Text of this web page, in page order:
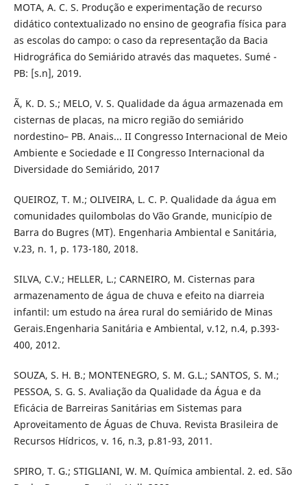
MOTA, A. C. S. Produção e experimentação de recurso
didático contextualizado no ensino de geografia física para
as escolas do campo: o caso da representação da Bacia
Hidrográfica do Semiárido através das maquetes. Sumé -
PB: [s.n], 2019.
Ã, K. D. S.; MELO, V. S. Qualidade da água armazenada em
cisternas de placas, na micro região do semiárido
nordestino– PB. Anais... II Congresso Internacional de Meio
Ambiente e Sociedade e II Congresso Internacional da
Diversidade do Semiárido, 2017
QUEIROZ, T. M.; OLIVEIRA, L. C. P. Qualidade da água em
comunidades quilombolas do Vão Grande, município de
Barra do Bugres (MT). Engenharia Ambiental e Sanitária,
v.23, n. 1, p. 173-180, 2018.
SILVA, C.V.; HELLER, L.; CARNEIRO, M. Cisternas para
armazenamento de água de chuva e efeito na diarreia
infantil: um estudo na área rural do semiárido de Minas
Gerais.Engenharia Sanitária e Ambiental, v.12, n.4, p.393-
400, 2012.
SOUZA, S. H. B.; MONTENEGRO, S. M. G.L.; SANTOS, S. M.;
PESSOA, S. G. S. Avaliação da Qualidade da Água e da
Eficácia de Barreiras Sanitárias em Sistemas para
Aproveitamento de Águas de Chuva. Revista Brasileira de
Recursos Hídricos, v. 16, n.3, p.81-93, 2011.
SPIRO, T. G.; STIGLIANI, W. M. Química ambiental. 2. ed. São